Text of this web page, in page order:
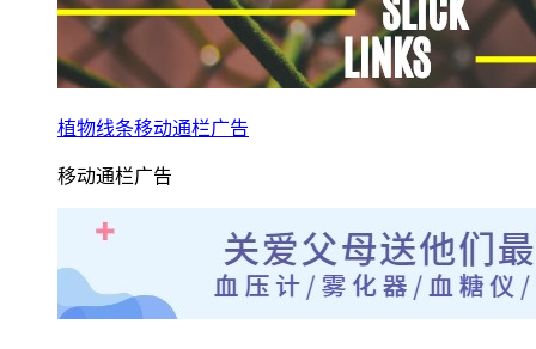
植物线条移动通栏广告
移动通栏广告